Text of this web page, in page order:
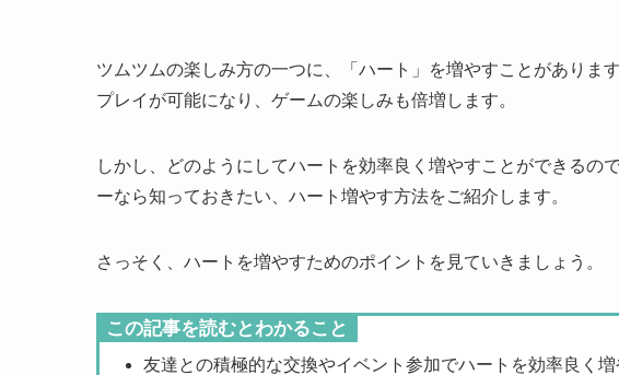
ツムツムの楽しみ方の一つに、「ハート」を増やすことがありま
プレイが可能になり、ゲームの楽しみも倍増します。
しかし、どのようにしてハートを効率良く増やすことができるの
ーなら知っておきたい、ハート増やす方法をご紹介します。
さっそく、ハートを増やすためのポイントを見ていきましょう。
この記事を読むとわかること
友達との積極的な交換やイベント参加でハートを効率良く増